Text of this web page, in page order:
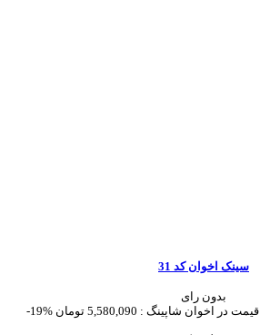
سینک اخوان کد 31
بدون رای
-19%
قیمت در اخوان شاپینگ : 5,580,090 تومان